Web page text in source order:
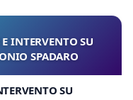
INTERVENTO SU
SPADARO
SU